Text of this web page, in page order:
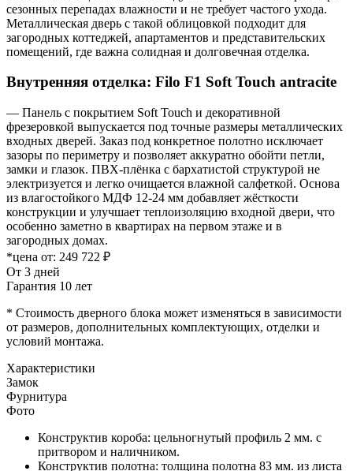
сезонных перепадах влажности и не требует частого ухода.
Металлическая дверь с такой облицовкой подходит для
загородных коттеджей, апартаментов и представительских
помещений, где важна солидная и долговечная отделка.
Внутренняя отделка: Filo F1 Soft Touch antracite
— Панель с покрытием Soft Touch и декоративной
фрезеровкой выпускается под точные размеры металлических
входных дверей. Заказ под конкретное полотно исключает
зазоры по периметру и позволяет аккуратно обойти петли,
замки и глазок. ПВХ-плёнка с бархатистой структурой не
электризуется и легко очищается влажной салфеткой. Основа
из влагостойкого МДФ 12-24 мм добавляет жёсткости
конструкции и улучшает теплоизоляцию входной двери, что
особенно заметно в квартирах на первом этаже и в
загородных домах.
*цена от: 249 722 ₽
От 3 дней
Гарантия 10 лет
* Стоимость дверного блока может изменяться в зависимости
от размеров, дополнительных комплектующих, отделки и
условий монтажа.
Характеристики
Замок
Фурнитура
Фото
Конструктив короба: цельногнутый профиль 2 мм. с
притвором и наличником.
Конструктив полотна: толщина полотна 83 мм. из листа